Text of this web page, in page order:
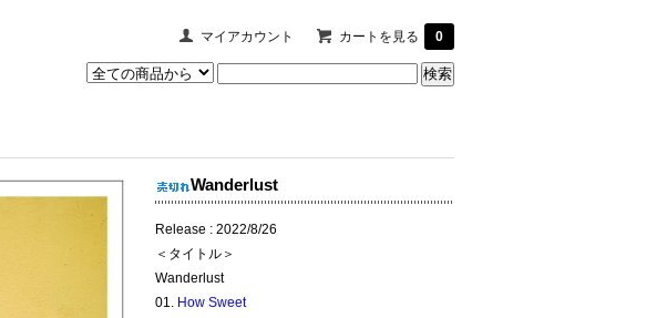
マイアカウント カートを見る 0
Wanderlust
Release : 2022/8/26
＜タイトル＞
Wanderlust
01. How Sweet